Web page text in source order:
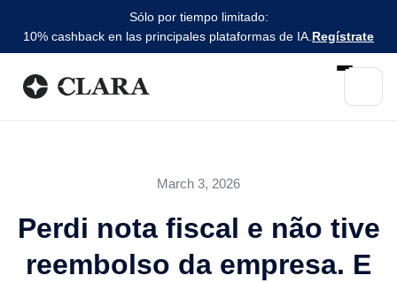
Sólo por tiempo limitado:
10% cashback en las principales plataformas de IA. Regístrate
March 3, 2026
Perdi nota fiscal e não tive
reembolso da empresa. E